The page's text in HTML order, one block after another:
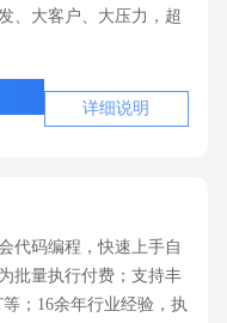
、大客户、大压力，超
详细说明
代码编程，快速上手自
批量执行付费；支持丰
；16余年行业经验，执